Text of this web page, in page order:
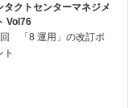
タクトセンターマネジメ
Vol76
「8 運用」の改訂ポ
ト